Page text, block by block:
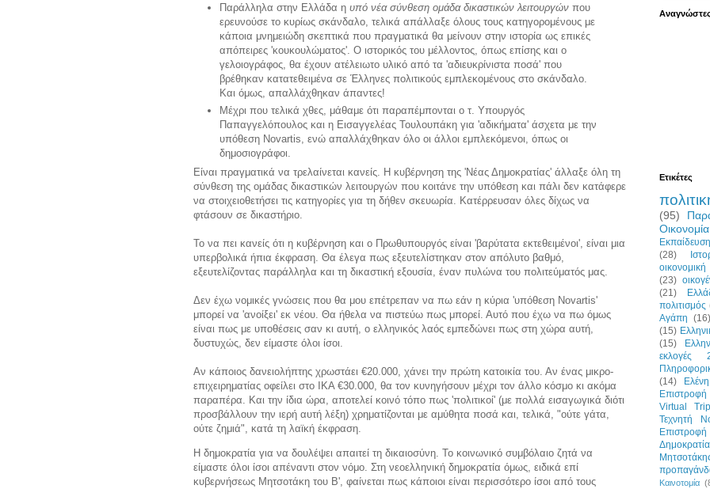
Παράλληλα στην Ελλάδα η υπό νέα σύνθεση ομάδα δικαστικών λειτουργών που
ερευνούσε το κυρίως σκάνδαλο, τελικά απάλλαξε όλους τους κατηγορομένους με
κάποια μνημειώδη σκεπτικά που πραγματικά θα μείνουν στην ιστορία ως επικές
απόπειρες 'κουκουλώματος'. Ο ιστορικός του μέλλοντος, όπως επίσης και ο
γελοιογράφος, θα έχουν ατέλειωτο υλικό από τα 'αδιευκρίνιστα ποσά' που
βρέθηκαν κατατεθειμένα σε Έλληνες πολιτικούς εμπλεκομένους στο σκάνδαλο.
Και όμως, απαλλάχθηκαν άπαντες!
Μέχρι που τελικά χθες, μάθαμε ότι παραπέμπονται ο τ. Υπουργός
Παπαγγελόπουλος και η Εισαγγελέας Τουλουπάκη για 'αδικήματα' άσχετα με την
υπόθεση Novartis, ενώ απαλλάχθηκαν όλο οι άλλοι εμπλεκόμενοι, όπως οι
δημοσιογράφοι.
Είναι πραγματικά να τρελαίνεται κανείς. Η κυβέρνηση της 'Νέας Δημοκρατίας' άλλαξε όλη τη
σύνθεση της ομάδας δικαστικών λειτουργών που κοιτάνε την υπόθεση και πάλι δεν κατάφερε
να στοιχειοθετήσει τις κατηγορίες για τη δήθεν σκευωρία. Κατέρρευσαν όλες δίχως να
φτάσουν σε δικαστήριο.
Το να πει κανείς ότι η κυβέρνηση και ο Πρωθυπουργός είναι 'βαρύτατα εκτεθειμένοι', είναι μια
υπερβολικά ήπια έκφραση. Θα έλεγα πως εξευτελίστηκαν στον απόλυτο βαθμό,
εξευτελίζοντας παράλληλα και τη δικαστική εξουσία, έναν πυλώνα του πολιτεύματός μας.
Δεν έχω νομικές γνώσεις που θα μου επέτρεπαν να πω εάν η κύρια 'υπόθεση Novartis'
μπορεί να 'ανοίξει' εκ νέου. Θα ήθελα να πιστεύω πως μπορεί. Αυτό που έχω να πω όμως
είναι πως με υποθέσεις σαν κι αυτή, ο ελληνικός λαός εμπεδώνει πως στη χώρα αυτή,
δυστυχώς, δεν είμαστε όλοι ίσοι.
Αν κάποιος δανειολήπτης χρωστάει €20.000, χάνει την πρώτη κατοικία του. Αν ένας μικρο-
επιχειρηματίας οφείλει στο ΙΚΑ €30.000, θα τον κυνηγήσουν μέχρι τον άλλο κόσμο κι ακόμα
παραπέρα. Και την ίδια ώρα, αποτελεί κοινό τόπο πως 'πολιτικοί' (με πολλά εισαγωγικά διότι
προσβάλλουν την ιερή αυτή λέξη) χρηματίζονται με αμύθητα ποσά και, τελικά, "ούτε γάτα,
ούτε ζημιά", κατά τη λαϊκή έκφραση.
Η δημοκρατία για να δουλέψει απαιτεί τη δικαιοσύνη. Το κοινωνικό συμβόλαιο ζητά να
είμαστε όλοι ίσοι απέναντι στον νόμο. Στη νεοελληνική δημοκρατία όμως, ειδικά επί
κυβερνήσεως Μητσοτάκη του Β', φαίνεται πως κάποιοι είναι περισσότερο ίσοι από τους
Αναγνώστες
Ετικέτες
(95)
Οικονομία
Εκπαίδευση
(28)
οικονομική
(23)
(21)
πολιτισμός
Αγάπη (16)
(15)
(15)
εκλογές
(14)
Επιστροφή
Virtual Trip
Τεχνητή
Δημοκρατία
Καινοτομία